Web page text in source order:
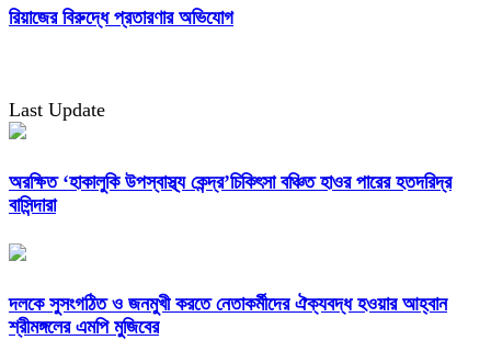
রিয়াজের বিরুদ্ধে প্রতারণার অভিযোগ
Last Update
অরক্ষিত ‘হাকালুকি উপস্বাস্থ্য কেন্দ্র’চিকিৎসা বঞ্চিত হাওর পারের হতদরিদ্র
বাসিন্দারা
দলকে সুসংগঠিত ও জনমুখী করতে নেতাকর্মীদের ঐক্যবদ্ধ হওয়ার আহ্বান
শ্রীমঙ্গলের এমপি মুজিবের